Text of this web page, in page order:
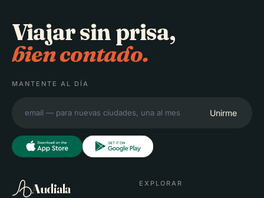
Viajar sin prisa,
bien contado.
MANTENTE AL DÍA
Unirme
Audiala EXPLORAR